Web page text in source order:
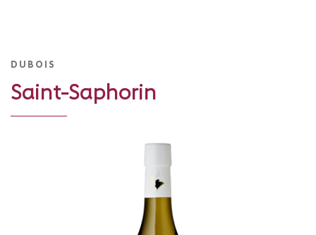
DUBOIS
Saint-Saphorin